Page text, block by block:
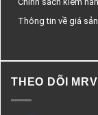
Thông tin về giá
THEO DÕI